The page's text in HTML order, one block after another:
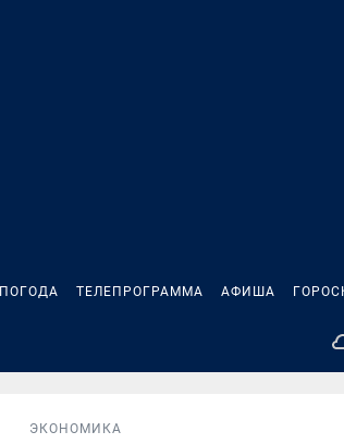
ПОГОДА ТЕЛЕПРОГРАММА АФИША
ЭКОНОМИКА